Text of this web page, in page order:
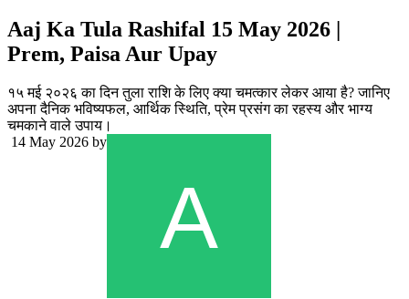
Aaj Ka Tula Rashifal 15 May 2026 |
Prem, Paisa Aur Upay
१५ मई २०२६ का दिन तुला राशि के लिए क्या चमत्कार लेकर आया है? जानिए
अपना दैनिक भविष्यफल, आर्थिक स्थिति, प्रेम प्रसंग का रहस्य और भाग्य
चमकाने वाले उपाय।
14 May 2026 by